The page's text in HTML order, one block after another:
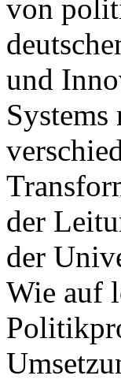
von
und
der
der
Wie auf